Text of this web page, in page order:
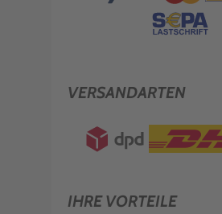
VERSANDARTEN
IHRE VORTEILE